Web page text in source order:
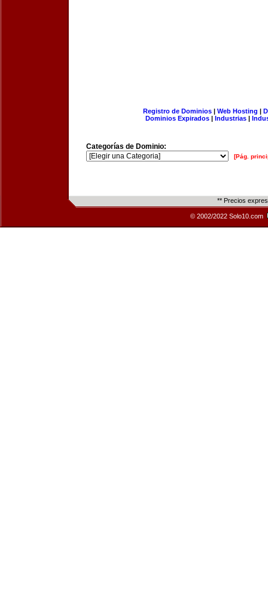
Registro de Dominios| Web Hosting |
Dominios Expirados | Industrias |
Categorías de Dominio:
[Pág.
** Precios
© 2002/2022 Solo10.com